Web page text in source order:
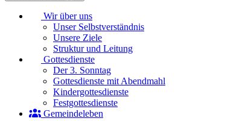
Wir über uns
Unser Selbstverständnis
Unsere Ziele
Struktur und Leitung
Gottesdienste
Der 3. Sonntag
Gottesdienste mit Abendmahl
Kindergottesdienste
Festgottesdienste
Gemeindeleben